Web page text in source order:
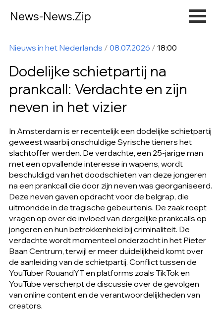
News-News.Zip
Nieuws in het Nederlands / 08.07.2026 / 18:00
Dodelijke schietpartij na
prankcall: Verdachte en zijn
neven in het vizier
In Amsterdam is er recentelijk een dodelijke schietpartij
geweest waarbij onschuldige Syrische tieners het
slachtoffer werden. De verdachte, een 25-jarige man
met een opvallende interesse in wapens, wordt
beschuldigd van het doodschieten van deze jongeren
na een prankcall die door zijn neven was georganiseerd.
Deze neven gaven opdracht voor de belgrap, die
uitmondde in de tragische gebeurtenis. De zaak roept
vragen op over de invloed van dergelijke prankcalls op
jongeren en hun betrokkenheid bij criminaliteit. De
verdachte wordt momenteel onderzocht in het Pieter
Baan Centrum, terwijl er meer duidelijkheid komt over
de aanleiding van de schietpartij. Conflict tussen de
YouTuber RouandYT en platforms zoals TikTok en
YouTube verscherpt de discussie over de gevolgen
van online content en de verantwoordelijkheden van
creators.